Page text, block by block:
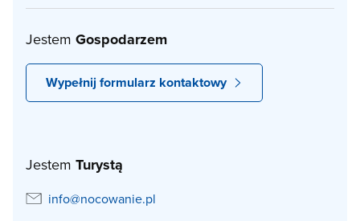
Jestem Gospodarzem
Wypełnij formularz kontaktowy
Jestem Turystą
info@nocowanie.pl